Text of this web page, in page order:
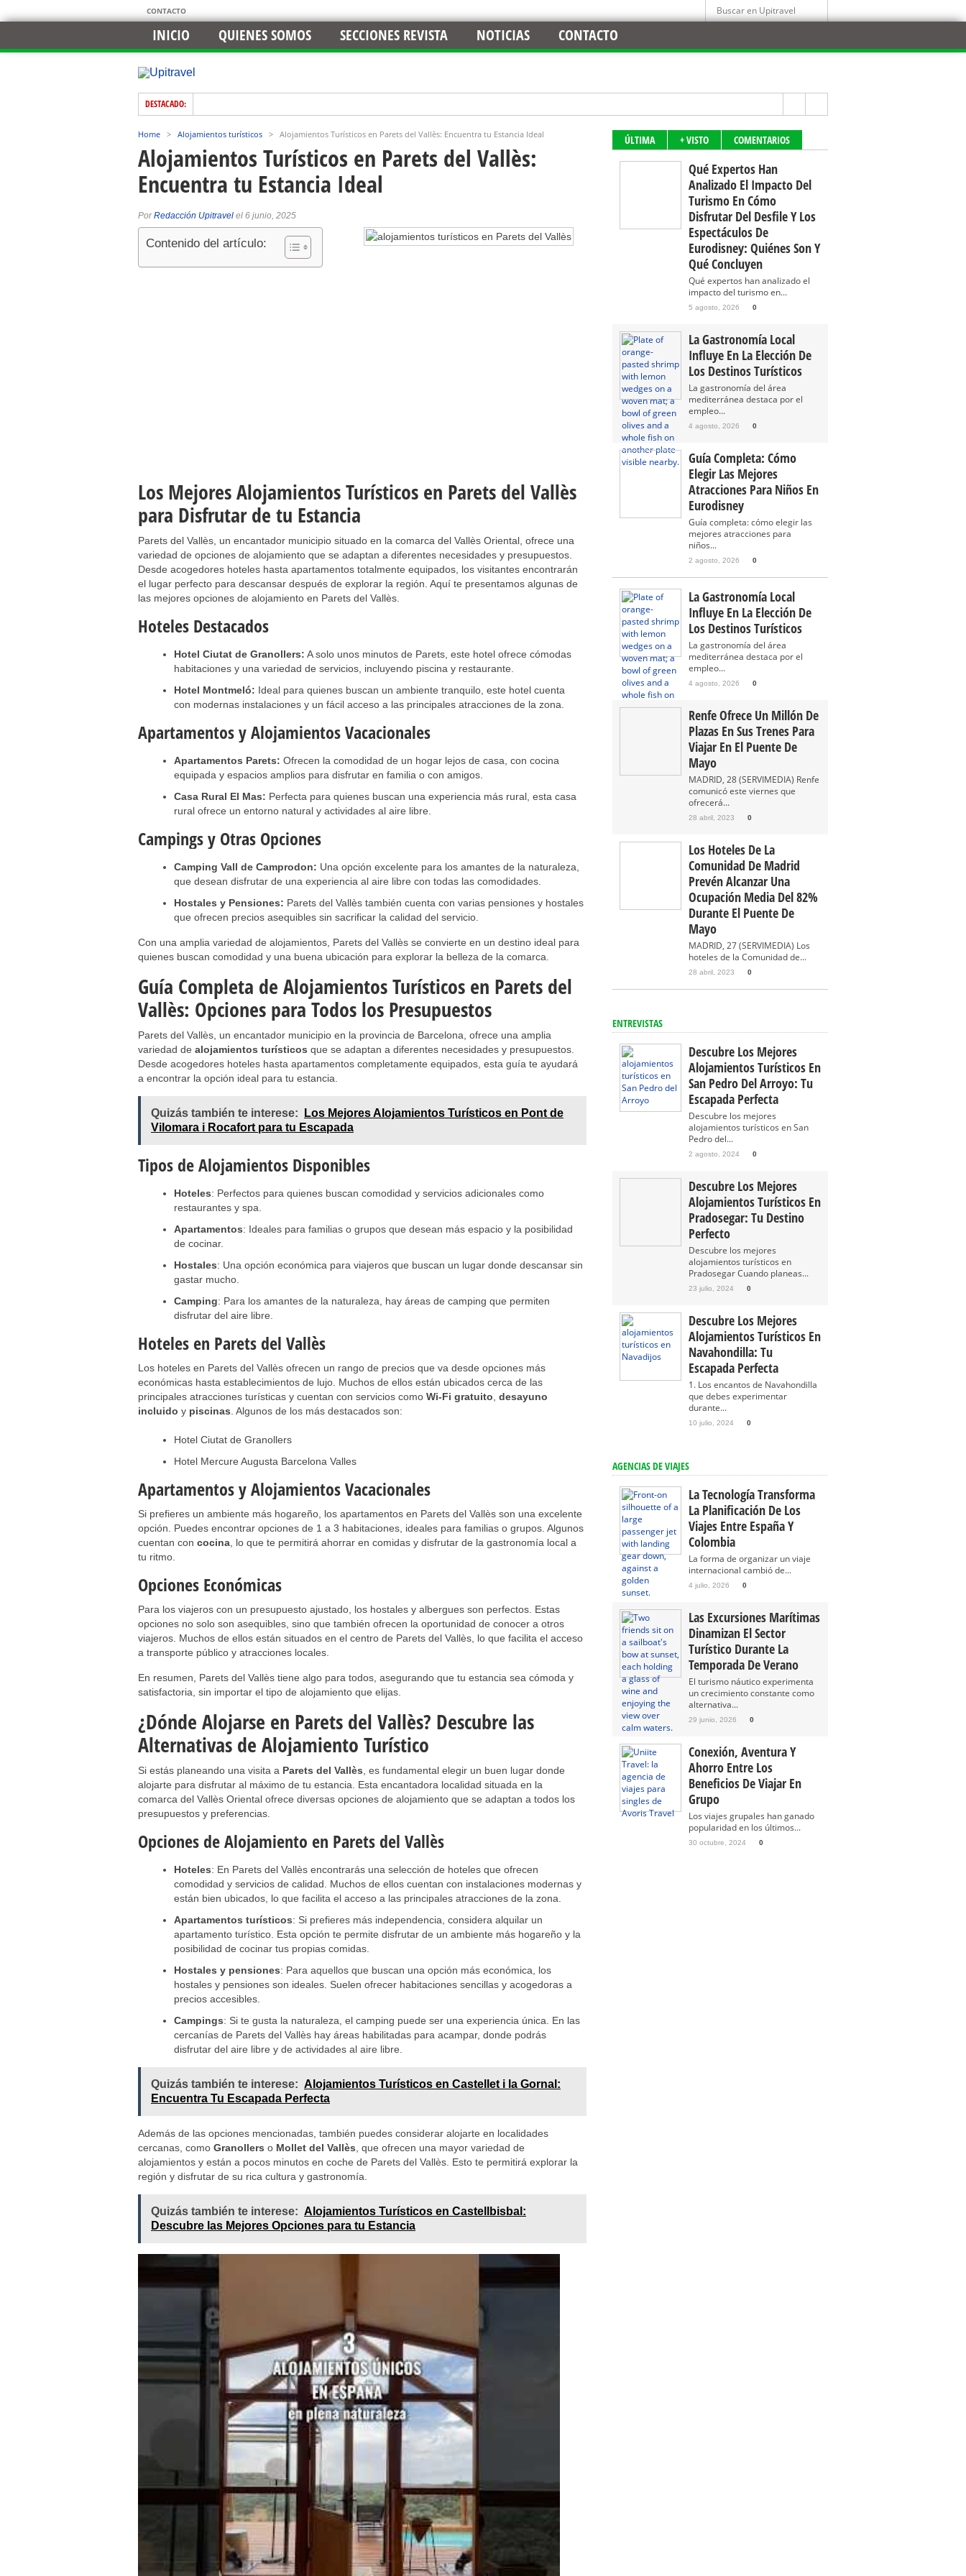
CONTACTO
INICIO QUIENES SOMOS SECCIONES REVISTA NOTICIAS CONTACTO
DESTACADO:
Home > Alojamientos turísticos > Alojamientos Turísticos en Parets del Vallès: Encuentra tu Estancia Ideal
Alojamientos Turísticos en Parets del Vallès:
Encuentra tu Estancia Ideal
PorRedacción Upitravel el 6 junio, 2025
Contenido del artículo:
Los Mejores Alojamientos Turísticos en Parets del Vallès
para Disfrutar de tu Estancia
Parets del Vallès, un encantador municipio situado en la comarca del Vallès Oriental, ofrece una
variedad de opciones de alojamiento que se adaptan a diferentes necesidades y presupuestos.
Desde acogedores hoteles hasta apartamentos totalmente equipados, los visitantes encontrarán
el lugar perfecto para descansar después de explorar la región. Aquí te presentamos algunas de
las mejores opciones de alojamiento en Parets del Vallès.
Hoteles Destacados
Hotel Ciutat de Granollers: A solo unos minutos de Parets, este hotel ofrece cómodas
habitaciones y una variedad de servicios, incluyendo piscina y restaurante.
Hotel Montmeló: Ideal para quienes buscan un ambiente tranquilo, este hotel cuenta
con modernas instalaciones y un fácil acceso a las principales atracciones de la zona.
Apartamentos y Alojamientos Vacacionales
Apartamentos Parets: Ofrecen la comodidad de un hogar lejos de casa, con cocina
equipada y espacios amplios para disfrutar en familia o con amigos.
Casa Rural El Mas: Perfecta para quienes buscan una experiencia más rural, esta casa
rural ofrece un entorno natural y actividades al aire libre.
Campings y Otras Opciones
Camping Vall de Camprodon: Una opción excelente para los amantes de la naturaleza,
que desean disfrutar de una experiencia al aire libre con todas las comodidades.
Hostales y Pensiones: Parets del Vallès también cuenta con varias pensiones y hostales
que ofrecen precios asequibles sin sacrificar la calidad del servicio.
Con una amplia variedad de alojamientos, Parets del Vallès se convierte en un destino ideal para
quienes buscan comodidad y una buena ubicación para explorar la belleza de la comarca.
Guía Completa de Alojamientos Turísticos en Parets del
Vallès: Opciones para Todos los Presupuestos
Parets del Vallès, un encantador municipio en la provincia de Barcelona, ofrece una amplia
variedad de alojamientos turísticos que se adaptan a diferentes necesidades y presupuestos.
Desde acogedores hoteles hasta apartamentos completamente equipados, esta guía te ayudará
a encontrar la opción ideal para tu estancia.
Quizás también te interese:
Los Mejores Alojamientos Turísticos en Pont de
Vilomara i Rocafort para tu Escapada
Tipos de Alojamientos Disponibles
Hoteles: Perfectos para quienes buscan comodidad y servicios adicionales como
restaurantes y spa.
Apartamentos: Ideales para familias o grupos que desean más espacio y la posibilidad
de cocinar.
Hostales: Una opción económica para viajeros que buscan un lugar donde descansar sin
gastar mucho.
Camping: Para los amantes de la naturaleza, hay áreas de camping que permiten
disfrutar del aire libre.
Hoteles en Parets del Vallès
Los hoteles en Parets del Vallès ofrecen un rango de precios que va desde opciones más
económicas hasta establecimientos de lujo. Muchos de ellos están ubicados cerca de las
principales atracciones turísticas y cuentan con servicios como Wi-Fi gratuito desayuno
incluido y piscinas . Algunos de los más destacados son:
Hotel Ciutat de Granollers
Hotel Mercure Augusta Barcelona Valles
Apartamentos y Alojamientos Vacacionales
Si prefieres un ambiente más hogareño, los apartamentos en Parets del Vallès son una excelente
opción. Puedes encontrar opciones de 1 a 3 habitaciones, ideales para familias o grupos. Algunos
cuentan con cocina , lo que te permitirá ahorrar en comidas y disfrutar de la gastronomía local a
tu ritmo.
Opciones Económicas
Para los viajeros con un presupuesto ajustado, los hostales y albergues son perfectos. Estas
opciones no solo son asequibles, sino que también ofrecen la oportunidad de conocer a otros
viajeros. Muchos de ellos están situados en el centro de Parets del Vallès, lo que facilita el acceso
a transporte público y atracciones locales.
En resumen, Parets del Vallès tiene algo para todos, asegurando que tu estancia sea cómoda y
satisfactoria, sin importar el tipo de alojamiento que elijas.
¿Dónde Alojarse en Parets del Vallès? Descubre las
Alternativas de Alojamiento Turístico
Si estás planeando una visita a Parets del Vallès , es fundamental elegir un buen lugar donde
alojarte para disfrutar al máximo de tu estancia. Esta encantadora localidad situada en la
comarca del Vallès Oriental ofrece diversas opciones de alojamiento que se adaptan a todos los
presupuestos y preferencias.
Opciones de Alojamiento en Parets del Vallès
Hoteles: En Parets del Vallès encontrarás una selección de hoteles que ofrecen
comodidad y servicios de calidad. Muchos de ellos cuentan con instalaciones modernas y
están bien ubicados, lo que facilita el acceso a las principales atracciones de la zona.
Apartamentos turísticos: Si prefieres más independencia, considera alquilar un
apartamento turístico. Esta opción te permite disfrutar de un ambiente más hogareño y la
posibilidad de cocinar tus propias comidas.
Hostales y pensiones: Para aquellos que buscan una opción más económica, los
hostales y pensiones son ideales. Suelen ofrecer habitaciones sencillas y acogedoras a
precios accesibles.
Campings: Si te gusta la naturaleza, el camping puede ser una experiencia única. En las
cercanías de Parets del Vallès hay áreas habilitadas para acampar, donde podrás
disfrutar del aire libre y de actividades al aire libre.
Quizás también te interese: Alojamientos Turísticos en Castellet i la Gornal:
Encuentra Tu Escapada Perfecta
Además de las opciones mencionadas, también puedes considerar alojarte en localidades
cercanas, como Granollers o Mollet del Vallès , que ofrecen una mayor variedad de
alojamientos y están a pocos minutos en coche de Parets del Vallès. Esto te permitirá explorar la
región y disfrutar de su rica cultura y gastronomía.
Quizás también te interese: Alojamientos Turísticos en Castellbisbal:
Descubre las Mejores Opciones para tu Estancia
ÚLTIMA + VISTO COMENTARIOS
Qué Expertos Han
Analizado El Impacto Del
Turismo En Cómo
Disfrutar Del Desfile Y Los
Espectáculos De
Eurodisney: Quiénes Son Y
Qué Concluyen
Qué expertos han analizado el
impacto del turismo en...
5 agosto, 2026 0
La Gastronomía Local
Influye En La Elección De
Los Destinos Turísticos
La gastronomía del área
mediterránea destaca por el
empleo...
4 agosto, 2026 0
Guía Completa: Cómo
Elegir Las Mejores
Atracciones Para Niños En
Eurodisney
Guía completa: cómo elegir las
mejores atracciones para
niños...
2 agosto, 2026 0
La Gastronomía Local
Influye En La Elección De
Los Destinos Turísticos
La gastronomía del área
mediterránea destaca por el
empleo...
4 agosto, 2026 0
Renfe Ofrece Un Millón De
Plazas En Sus Trenes Para
Viajar En El Puente De
Mayo
MADRID, 28 (SERVIMEDIA) Renfe
comunicó este viernes que
ofrecerá...
28 abril, 2023 0
Los Hoteles De La
Comunidad De Madrid
Prevén Alcanzar Una
Ocupación Media Del 82%
Durante El Puente De
Mayo
MADRID, 27 (SERVIMEDIA) Los
hoteles de la Comunidad de...
28 abril, 2023 0
ENTREVISTAS
Descubre Los Mejores
Alojamientos Turísticos En
San Pedro Del Arroyo: Tu
Escapada Perfecta
Descubre los mejores
alojamientos turísticos en San
Pedro del...
2 agosto, 2024 0
Descubre Los Mejores
Alojamientos Turísticos En
Pradosegar: Tu Destino
Perfecto
Descubre los mejores
alojamientos turísticos en
Pradosegar Cuando planeas...
23 julio, 2024 0
Descubre Los Mejores
Alojamientos Turísticos En
Navahondilla: Tu
Escapada Perfecta
1. Los encantos de Navahondilla
que debes experimentar
durante...
10 julio, 2024 0
AGENCIAS DE VIAJES
La Tecnología Transforma
La Planificación De Los
Viajes Entre España Y
Colombia
La forma de organizar un viaje
internacional cambió de...
4 julio, 2026 0
Las Excursiones Marítimas
Dinamizan El Sector
Turístico Durante La
Temporada De Verano
El turismo náutico experimenta
un crecimiento constante como
alternativa...
29 junio, 2026 0
Conexión, Aventura Y
Ahorro Entre Los
Beneficios De Viajar En
Grupo
Los viajes grupales han ganado
popularidad en los últimos...
30 octubre, 2024 0